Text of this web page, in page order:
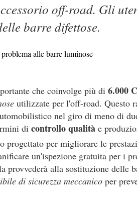
off-road. Gli
barre difettose.
che coinvolge più di 6.000
utilizzate per l'off-road. Questo
nel giro di meno di
di controllo qualità e
progettato per migliorare le
un'ispezione gratuita per i
provvederà alla sostituzione delle
di sicurezza meccanico per